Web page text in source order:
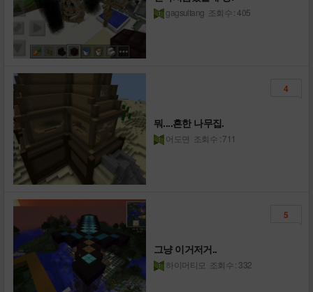
gagsultang 조회수 : 405
뭐....흔한 나무집.
어도면 조회수 : 711
4
그냥 이거저거..
하이머티모 조회수 : 332
5